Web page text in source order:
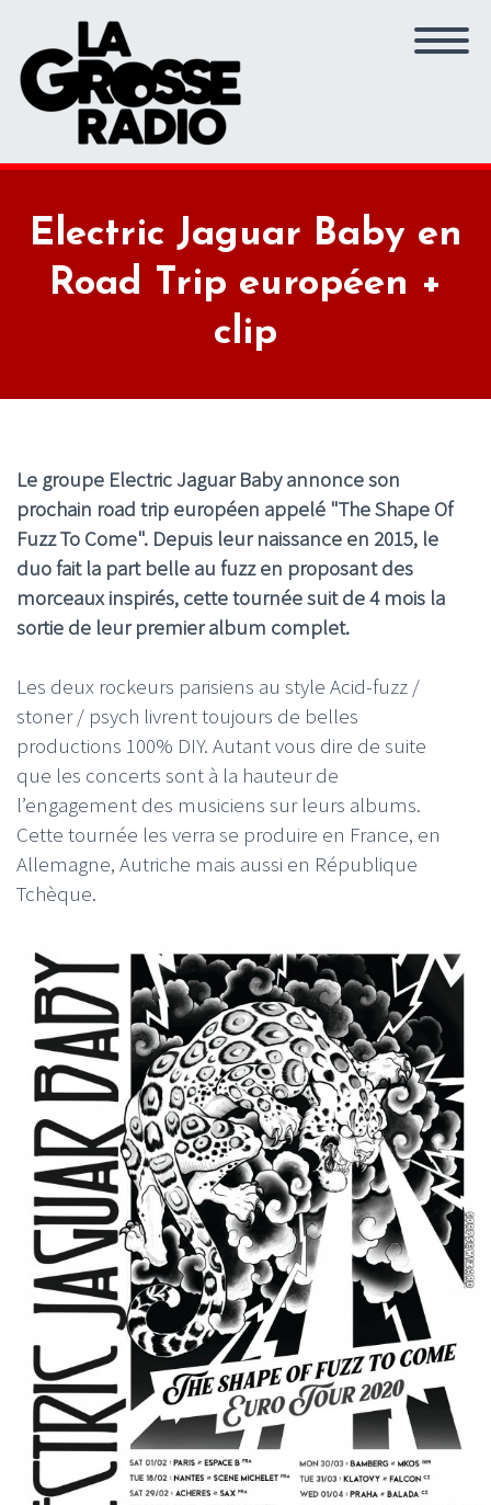
Electric Jaguar Baby en
Road Trip européen +
clip
Le groupe Electric Jaguar Baby annonce son
prochain road trip européen appelé "The Shape Of
Fuzz To Come". Depuis leur naissance en 2015, le
duo fait la part belle au fuzz en proposant des
morceaux inspirés, cette tournée suit de 4 mois la
sortie de leur premier album complet.
Les deux rockeurs parisiens au style Acid-fuzz /
stoner / psych livrent toujours de belles
productions 100% DIY. Autant vous dire de suite
que les concerts sont à la hauteur de
l’engagement des musiciens sur leurs albums.
Cette tournée les verra se produire en France, en
Allemagne, Autriche mais aussi en République
Tchèque.